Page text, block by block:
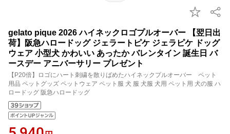
gelato pique 2026 ハイネックロゴプルオーバー 【翌日出
荷】阪急ハロードッグ ジェラートピケ ジェラピケ ドッグ
ウェア 小型犬 かわいい あったか バレンタイン 誕生日 バ
ースデー アニバーサリー プレゼント
【P20倍】ロゴにハート刺繍を散りばめたハイネックプルオーバー ペット
用品 ペットグッズ ペットウェア ペット服 犬 服 犬服 犬用 ペット用 犬の服 ハ
ロードッグ 阪急ハロードッグ